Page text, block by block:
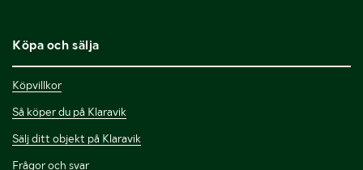
Köpa och sälja
Köpvillkor
Så köper du på Klaravik
Sälj ditt objekt på Klaravik
Frågor och svar